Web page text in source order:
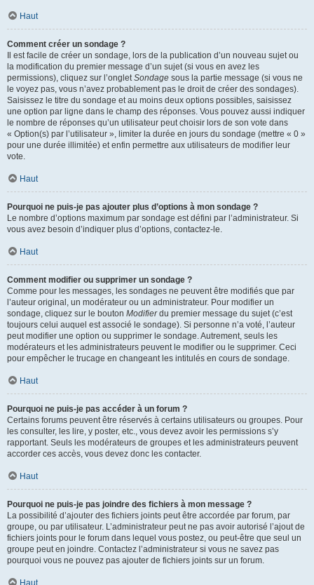
Haut
Comment créer un sondage ?
Il est facile de créer un sondage, lors de la publication d’un nouveau sujet ou
la modification du premier message d’un sujet (si vous en avez les
permissions), cliquez sur l’onglet Sondage sous la partie message (si vous ne
le voyez pas, vous n’avez probablement pas le droit de créer des sondages).
Saisissez le titre du sondage et au moins deux options possibles, saisissez
une option par ligne dans le champ des réponses. Vous pouvez aussi indiquer
le nombre de réponses qu’un utilisateur peut choisir lors de son vote dans
« Option(s) par l’utilisateur », limiter la durée en jours du sondage (mettre « 0 »
pour une durée illimitée) et enfin permettre aux utilisateurs de modifier leur
vote.
Haut
Pourquoi ne puis-je pas ajouter plus d’options à mon sondage ?
Le nombre d’options maximum par sondage est défini par l’administrateur. Si
vous avez besoin d’indiquer plus d’options, contactez-le.
Haut
Comment modifier ou supprimer un sondage ?
Comme pour les messages, les sondages ne peuvent être modifiés que par
l’auteur original, un modérateur ou un administrateur. Pour modifier un
sondage, cliquez sur le bouton Modifierdu premier message du sujet (c’est
toujours celui auquel est associé le sondage). Si personne n’a voté, l’auteur
peut modifier une option ou supprimer le sondage. Autrement, seuls les
modérateurs et les administrateurs peuvent le modifier ou le supprimer. Ceci
pour empêcher le trucage en changeant les intitulés en cours de sondage.
Haut
Pourquoi ne puis-je pas accéder à un forum ?
Certains forums peuvent être réservés à certains utilisateurs ou groupes. Pour
les consulter, les lire, y poster, etc., vous devez avoir les permissions s’y
rapportant. Seuls les modérateurs de groupes et les administrateurs peuvent
accorder ces accès, vous devez donc les contacter.
Haut
Pourquoi ne puis-je pas joindre des fichiers à mon message ?
La possibilité d’ajouter des fichiers joints peut être accordée par forum, par
groupe, ou par utilisateur. L’administrateur peut ne pas avoir autorisé l’ajout de
fichiers joints pour le forum dans lequel vous postez, ou peut-être que seul un
groupe peut en joindre. Contactez l’administrateur si vous ne savez pas
pourquoi vous ne pouvez pas ajouter de fichiers joints sur un forum.
Haut